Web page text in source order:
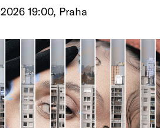
19:00, Praha